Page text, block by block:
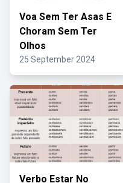
Voa Sem Ter Asas E
Choram Sem Ter
Olhos
25 September 2024
Verbo Estar No